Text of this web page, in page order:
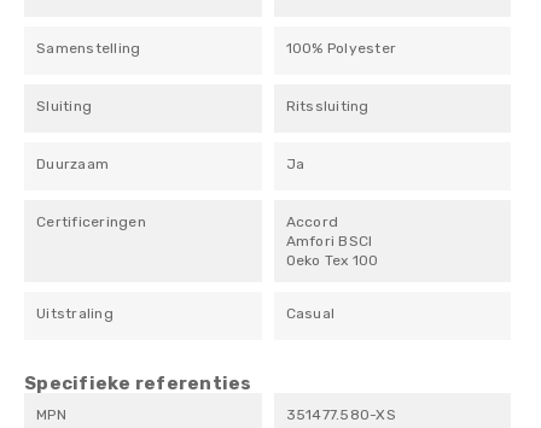
Samenstelling 100% Polyester
Sluiting Ritssluiting
Duurzaam Ja
Certificeringen
Accord
Amfori BSCI
Oeko Tex 100
Uitstraling Casual
Specifieke referenties
MPN 351477.580-XS